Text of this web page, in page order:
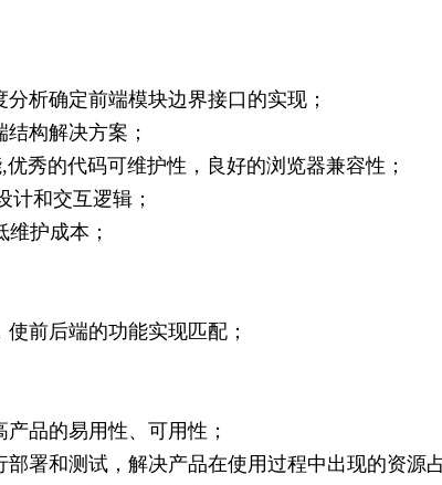
析确定前端模块边界接口的实现；
构解决方案；
秀的代码可维护性，良好的浏览器兼容性；
计和交互逻辑；
护成本；
前后端的功能实现匹配；
品的易用性、可用性；
署和测试，解决产品在使用过程中出现的资源